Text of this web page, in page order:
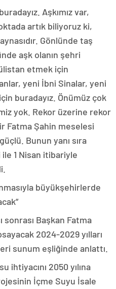
Aşkımız var,
artık biliyoruz ki,
Gönlünde taş
aşk olanın şehri
etmek için
yeni İbni Sinalar, yeni
buradayız. Önümüz çok
yok. Rekor üzerine rekor
Fatma Şahin meselesi
Bunun yanı sıra
1 Nisan itibariyle
büyükşehirlerde
sonrası Başkan Fatma
2024-2029 yılları
sunum eşliğinde anlattı.
ihtiyacını 2050 yılına
İçme Suyu İsale